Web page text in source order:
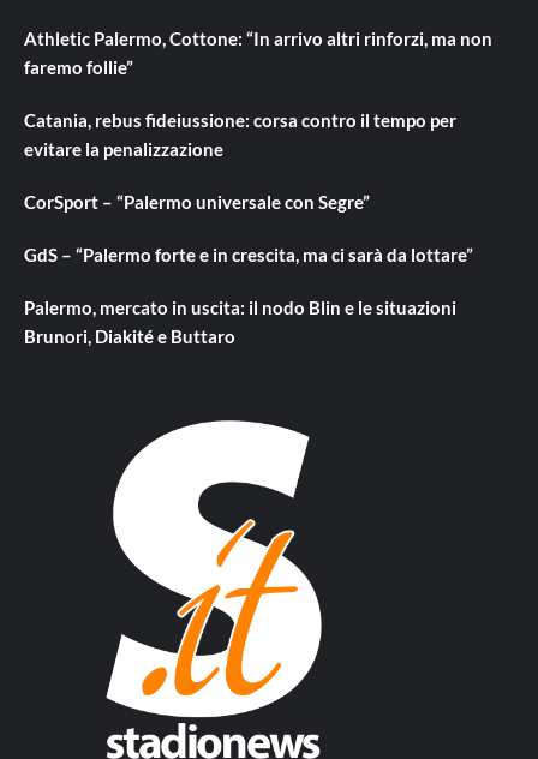
Athletic Palermo, Cottone: “In arrivo altri rinforzi, ma non
faremo follie”
Catania, rebus fideiussione: corsa contro il tempo per
evitare la penalizzazione
CorSport – “Palermo universale con Segre”
GdS – “Palermo forte e in crescita, ma ci sarà da lottare”
Palermo, mercato in uscita: il nodo Blin e le situazioni
Brunori, Diakité e Buttaro